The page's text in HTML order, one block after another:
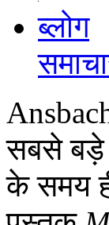
ब्लोग
सबसे बड़े
के समय